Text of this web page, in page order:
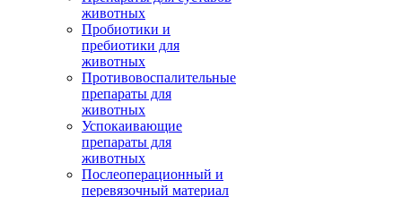
животных
Пробиотики и
пребиотики для
животных
Противовоспалительные
препараты для
животных
Успокаивающие
препараты для
животных
Послеоперационный и
перевязочный материал